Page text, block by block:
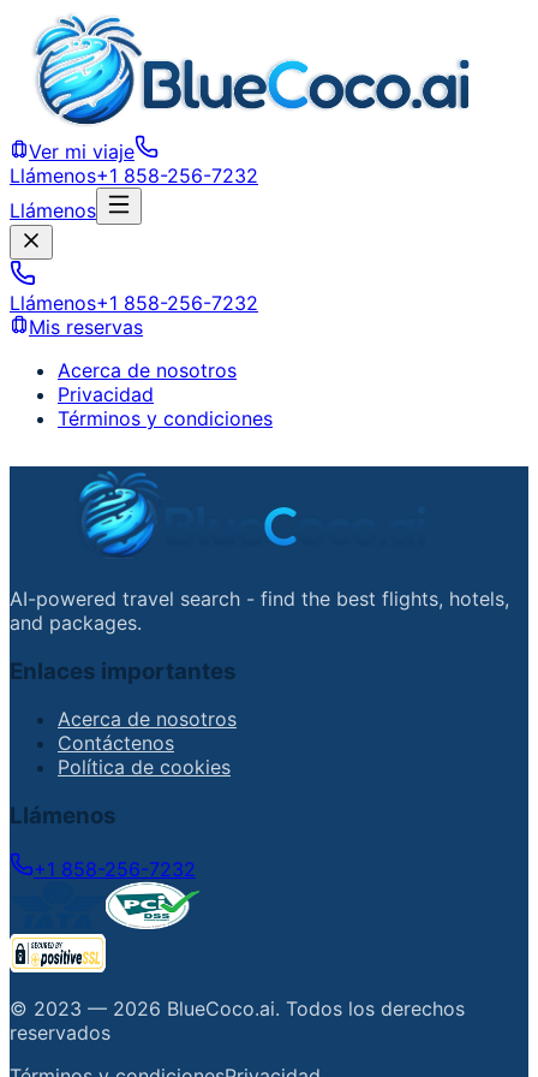
Ver mi viaje
Llámenos+1 858-256-7232
Llámenos
Llámenos+1 858-256-7232
Mis reservas
Acerca de nosotros
Privacidad
Términos y condiciones
AI-powered travel search - find the best flights, hotels,
and packages.
Enlaces importantes
Acerca de nosotros
Contáctenos
Política de cookies
Llámenos
+1 858-256-7232
© 2023 — 2026 BlueCoco.ai. Todos los derechos
reservados